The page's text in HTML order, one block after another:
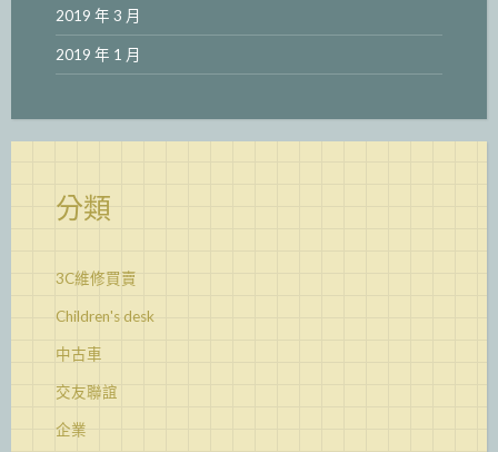
2019 年 3 月
2019 年 1 月
分類
3C維修買賣
Children's desk
中古車
交友聯誼
企業